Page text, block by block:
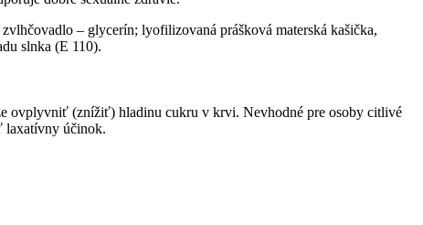
– glycerín; lyofilizovaná prášková materská kašička,
slnka (E 110).
ovplyvniť (znížiť) hladinu cukru v krvi. Nevhodné pre osoby citlivé
laxatívny účinok.